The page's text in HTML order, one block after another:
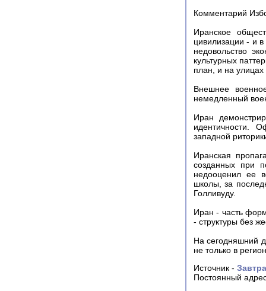
Комментарий
Иранское
цивилизации - и
недовольство
культурных
план, и на улицах
Внешнее
немедленный
Иран
идентичности.
западной
Иранская
созданных при
недооценил ее
школы, за
Голливуду.
Иран - часть
- структуры без
На сегодняшний
не только в
Источник - Завтра
Постоянный